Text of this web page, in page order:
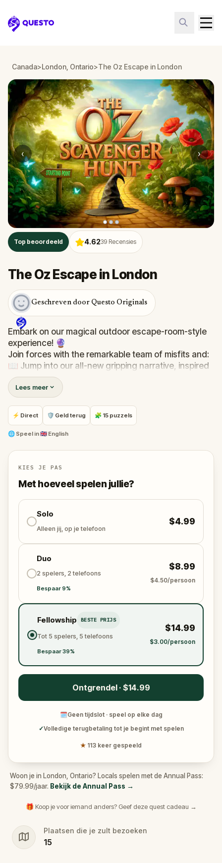
Questo
Canada>London, Ontario>The Oz Escape in London
‹ ›
Top beoordeeld 4.6239 Recensies
The Oz Escape in London
Geschreven door Questo Originals
Embark on our magical outdoor escape-room-style
experience! 🔮
Join forces with the remarkable team of misfits and:
📖 Jump into our all-new gripping narrative, inspired
by L. Frank Baum’s original Oz novel from 1900!
🤔 Try to outsmart the witch by cracking immersive
puzzles with friends, or tackle her challenges solo,
facing off against the leaderboard.
🎵Enjoy original new songs, in the theme of Oz,
and on-demand when you get home.
🌈 Follow clues to uncover each new location and
discover (or rediscover) places around town in a
Make sure you have your phone charged and your
walking shoes on!
Tick-tock, time to escape!
Lees meer
⚡ Direct 🛡 Geld terug 🧩 15 puzzels
🌐 Speel in🇬🇧 English
KIES JE PAS
Met hoeveel spelen jullie?
Solo
Alleen jij, op je telefoon
$4.99
Duo
2 spelers, 2 telefoons
Bespaar 9%
$8.99
$4.50/persoon
Fellowship BESTE PRIJS
Tot 5 spelers, 5 telefoons
Bespaar 39%
$14.99
$3.00/persoon
Ontgrendel · $14.99
🗓Geen tijdslot · speel op elke dag
✓Volledige terugbetaling tot je begint met spelen
★ 113 keer gespeeld
Woon je in London, Ontario? Locals spelen met de Annual Pass:
$79.99/jaar. Bekijk de Annual Pass →
🎁 Koop je voor iemand anders? Geef deze quest cadeau →
Plaatsen die je zult bezoeken
15